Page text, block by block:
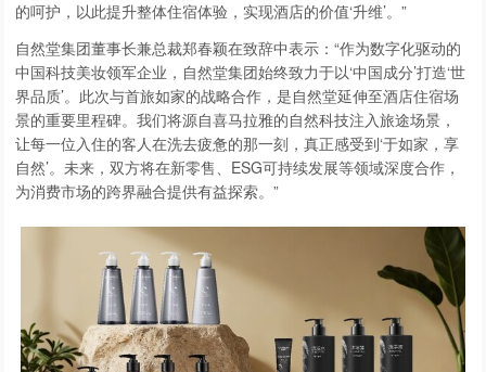
的呵护，以此提升整体住宿体验，实现酒店的价值‘升维’。”
自然堂集团董事长兼总裁郑春颖在致辞中表示：“作为数字化驱动的
中国科技美妆领军企业，自然堂集团始终致力于以‘中国成分’打造‘世
界品质’。此次与首旅如家的战略合作，是自然堂延伸至酒店住宿场
景的重要里程碑。我们将源自喜马拉雅的自然科技注入旅途场景，
让每一位入住的客人在洗去疲惫的那一刻，真正感受到‘于如家，享
自然’。未来，双方将在新零售、ESG可持续发展等领域深度合作，
为消费市场的跨界融合提供有益探索。”